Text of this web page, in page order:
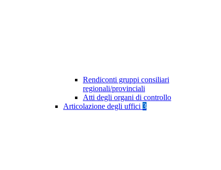
Rendiconti gruppi consiliari
regionali/provinciali
Atti degli organi di controllo
Articolazione degli uffici 3